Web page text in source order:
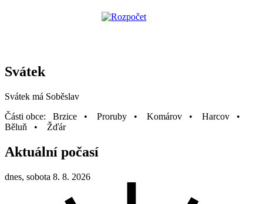
Svátek
Svátek má Soběslav
Části obce: Brzice • Proruby • Komárov • Harcov •
Běluň • Žďár
Aktuální počasí
dnes, sobota 8. 8. 2026